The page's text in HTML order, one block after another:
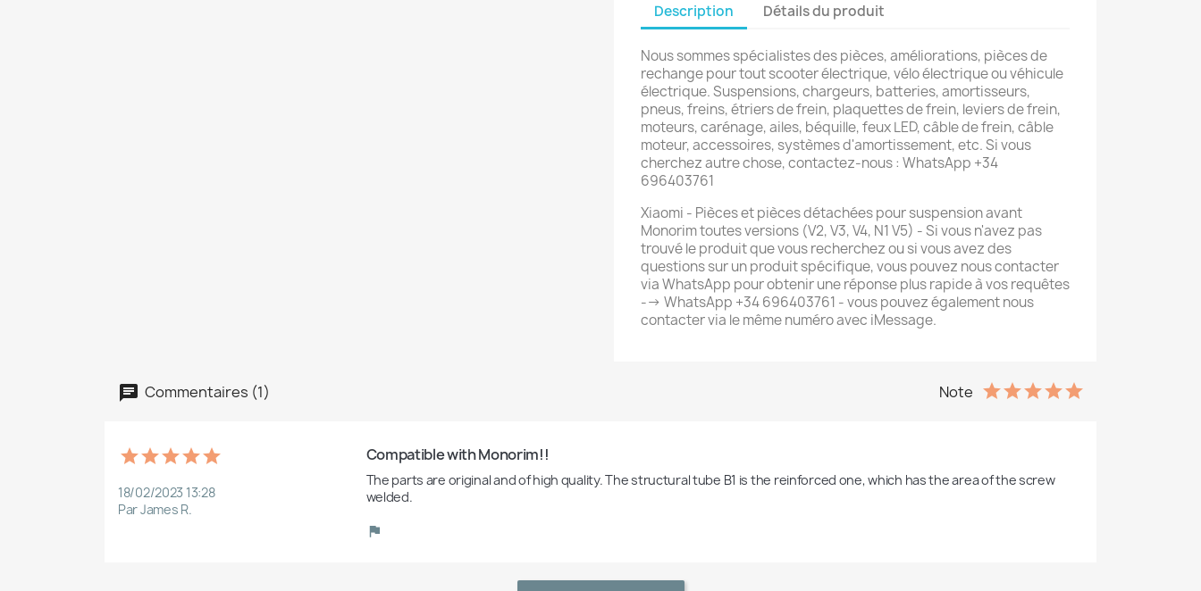
Description Détails du produit
Nous sommes spécialistes des pièces, améliorations, pièces de
rechange pour tout scooter électrique, vélo électrique ou véhicule
électrique. Suspensions, chargeurs, batteries, amortisseurs,
pneus, freins, étriers de frein, plaquettes de frein, leviers de frein,
moteurs, carénage, ailes, béquille, feux LED, câble de frein, câble
moteur, accessoires, systèmes d'amortissement, etc. Si vous
cherchez autre chose, contactez-nous : WhatsApp +34
696403761
Xiaomi - Pièces et pièces détachées pour suspension avant
Monorim toutes versions (V2, V3, V4, N1 V5) - Si vous n'avez pas
trouvé le produit que vous recherchez ou si vous avez des
questions sur un produit spécifique, vous pouvez nous contacter
via WhatsApp pour obtenir une réponse plus rapide à vos requêtes
--> WhatsApp +34 696403761 - vous pouvez également nous
contacter via le même numéro avec iMessage.
Commentaires (1) Note
18/02/2023 13:28
Par James R.
Compatible with Monorim!!
The parts are original and of high quality. The structural tube B1 is the reinforced one, which has the area of the screw
welded.